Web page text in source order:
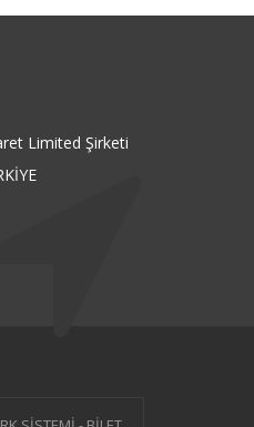
Limited Şirketi